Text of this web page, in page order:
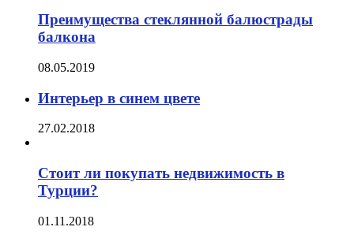
Преимущества стеклянной балюстрады
балкона
08.05.2019
Интерьер в синем цвете
27.02.2018
Стоит ли покупать недвижимость в
Турции?
01.11.2018